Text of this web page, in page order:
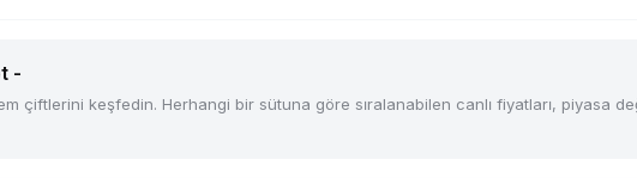
-
çiftlerini keşfedin. Herhangi bir sütuna göre sıralanabilen canlı fiyatları, piyasa